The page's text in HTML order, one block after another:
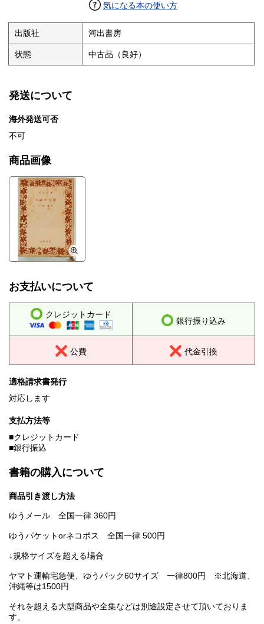
気になる本の使い方
出版社 河出書房
状態 中古品（良好）
発送について
海外発送可否
不可
商品画像
お支払いについて
クレジットカード
銀行振り込み
公費 代金引換
適格請求書発行
対応します
支払方法等
■クレジットカード
■銀行振込
書籍の購入について
商品引き渡し方法
ゆうメール 全国一律 360円
ゆうパケットorネコポス 全国一律 500円
↓規格サイズを超える場合
ヤマト運輸宅急便、ゆうパック60サイズ 一律800円 ※北海道、
沖縄等は1500円
それを超える大型商品や全集などは別途設定させて頂いておりま
す。